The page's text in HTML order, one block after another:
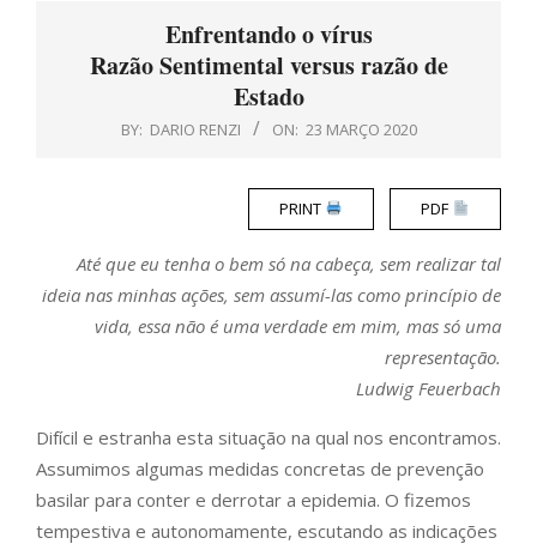
Enfrentando o vírus
Razão Sentimental versus razão de
Estado
BY: DARIO RENZI ON: 23 MARÇO 2020
PRINT PDF
Até que eu tenha o bem só na cabeça, sem realizar tal
ideia nas minhas ações, sem assumí-las como princípio de
vida, essa não é uma verdade em mim, mas só uma
representação.
Ludwig Feuerbach
Difícil e estranha esta situação na qual nos encontramos.
Assumimos algumas medidas concretas de prevenção
basilar para conter e derrotar a epidemia. O fizemos
tempestiva e autonomamente, escutando as indicações